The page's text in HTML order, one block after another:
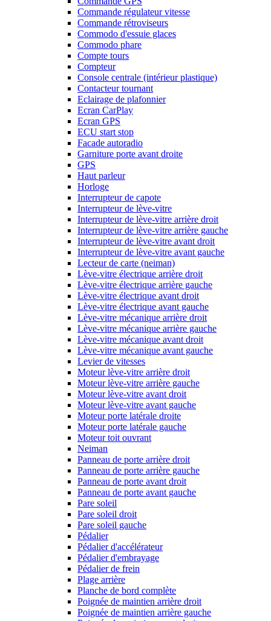
Commande régulateur vitesse
Commande rétroviseurs
Commodo d'essuie glaces
Commodo phare
Compte tours
Compteur
Console centrale (intérieur plastique)
Contacteur tournant
Eclairage de plafonnier
Ecran CarPlay
Ecran GPS
ECU start stop
Facade autoradio
Garniture porte avant droite
GPS
Haut parleur
Horloge
Interrupteur de capote
Interrupteur de lève-vitre
Interrupteur de lève-vitre arrière droit
Interrupteur de lève-vitre arrière gauche
Interrupteur de lève-vitre avant droit
Interrupteur de lève-vitre avant gauche
Lecteur de carte (neiman)
Lève-vitre électrique arrière droit
Lève-vitre électrique arrière gauche
Lève-vitre électrique avant droit
Lève-vitre électrique avant gauche
Lève-vitre mécanique arrière droit
Lève-vitre mécanique arrière gauche
Lève-vitre mécanique avant droit
Lève-vitre mécanique avant gauche
Levier de vitesses
Moteur lève-vitre arrière droit
Moteur lève-vitre arrière gauche
Moteur lève-vitre avant droit
Moteur lève-vitre avant gauche
Moteur porte latérale droite
Moteur porte latérale gauche
Moteur toit ouvrant
Neiman
Panneau de porte arrière droit
Panneau de porte arrière gauche
Panneau de porte avant droit
Panneau de porte avant gauche
Pare soleil
Pare soleil droit
Pare soleil gauche
Pédalier
Pédalier d'accélérateur
Pédalier d'embrayage
Pédalier de frein
Plage arrière
Planche de bord complète
Poignée de maintien arrière droit
Poignée de maintien arrière gauche